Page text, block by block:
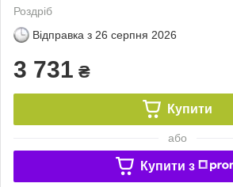
Роздріб
Відправка з 26 серпня 2026
3 731 ₴
Купити
або
Купити з